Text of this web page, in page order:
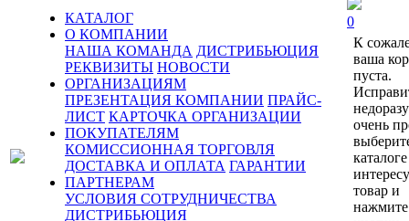
КАТАЛОГ
О КОМПАНИИ
НАША КОМАНДА ДИСТРИБЬЮЦИЯ
РЕКВИЗИТЫ НОВОСТИ
ОРГАНИЗАЦИЯМ
ПРЕЗЕНТАЦИЯ КОМПАНИИ ПРАЙС-
ЛИСТ КАРТОЧКА ОРГАНИЗАЦИИ
ПОКУПАТЕЛЯМ
КОМИССИОННАЯ ТОРГОВЛЯ
ДОСТАВКА И ОПЛАТА ГАРАНТИИ
ПАРТНЕРАМ
УСЛОВИЯ СОТРУДНИЧЕСТВА
ДИСТРИБЬЮЦИЯ
0
К
ваша
пуста.
очень
каталоге
товар и
нажмите